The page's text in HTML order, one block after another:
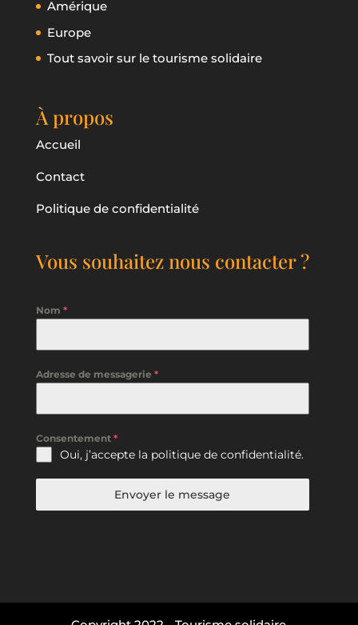
Amérique
Europe
Tout savoir sur le tourisme solidaire
À propos
Accueil
Contact
Politique de confidentialité
Vous souhaitez nous contacter ?
Nom *
Adresse de messagerie *
Consentement *
Oui, j’accepte la politique de confidentialité.
Envoyer le message